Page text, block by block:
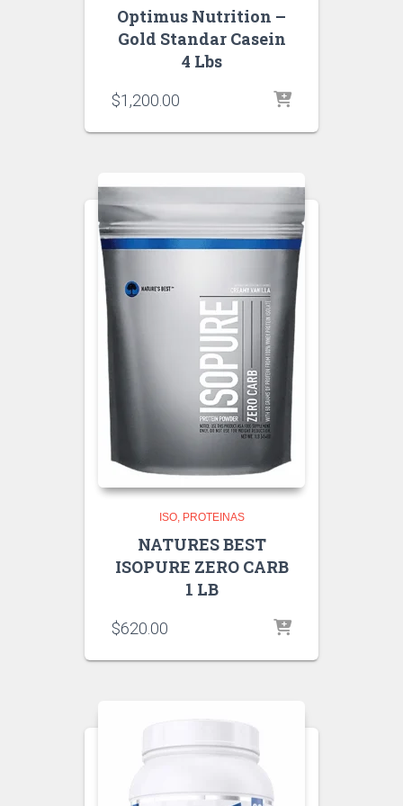
Optimus Nutrition –
Gold Standar Casein
4 Lbs
$1,200.00
ISO PROTEINAS
NATURES BEST
ISOPURE ZERO CARB
1 LB
$620.00